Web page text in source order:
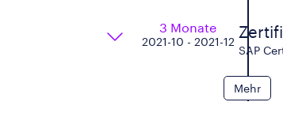
3 Monate
2021-10 - 2021-12
SAP
Mehr